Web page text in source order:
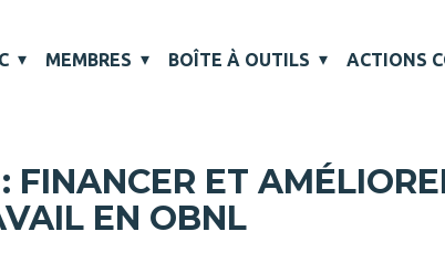
MEMBRES BOÎTE À OUTILS ACTIONS
FINANCER ET
EN OBNL